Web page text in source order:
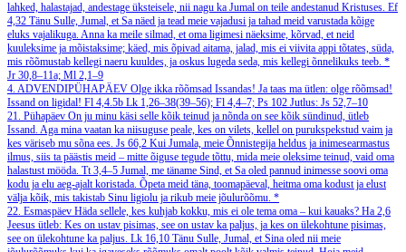
lahked, halastajad, andestage üksteisele, nii nagu ka Jumal on teile andestanud Kristuses. Ef
4,32 Tänu Sulle, Jumal, et Sa näed ja tead meie vajadusi ja tahad meid varustada kõige
eluks vajalikuga. Anna ka meile silmad, et oma ligimesi näeksime, kõrvad, et neid
kuuleksime ja mõistaksime; käed, mis õpivad aitama, jalad, mis ei viivita appi tõtates, süda,
mis rõõmustab kellegi naeru kuuldes, ja oskus lugeda seda, mis kellegi õnnelikuks teeb. *
Jr 30,8–11a; Ml 2,1–9
4. ADVENDIPÜHAPÄEV Olge ikka rõõmsad Issandas! Ja taas ma ütlen: olge rõõmsad!
Issand on ligidal! Fl 4,4.5b Lk 1,26–38(39–56); Fl 4,4–7; Ps 102 Jutlus: Js 52,7–10
21. Pühapäev On ju minu käsi selle kõik teinud ja nõnda on see kõik sündinud, ütleb
Issand. Aga mina vaatan ka niisuguse peale, kes on vilets, kellel on purukspekstud vaim ja
kes väriseb mu sõna ees. Js 66,2 Kui Jumala, meie Õnnistegija heldus ja inimesearmastus
ilmus, siis ta päästis meid – mitte õiguse tegude tõttu, mida meie oleksime teinud, vaid oma
halastust mööda. Tt 3,4–5 Jumal, me täname Sind, et Sa oled pannud inimesse soovi oma
kodu ja elu aeg-ajalt koristada. Õpeta meid täna, toomapäeval, heitma oma kodust ja elust
välja kõik, mis takistab Sinu ligiolu ja rikub meie jõulurõõmu. *
22. Esmaspäev Häda sellele, kes kuhjab kokku, mis ei ole tema oma – kui kauaks? Ha 2,6
Jeesus ütleb: Kes on ustav pisimas, see on ustav ka paljus, ja kes on ülekohtune pisimas,
see on ülekohtune ka paljus. Lk 16,10 Tänu Sulle, Jumal, et Sina oled nii meie